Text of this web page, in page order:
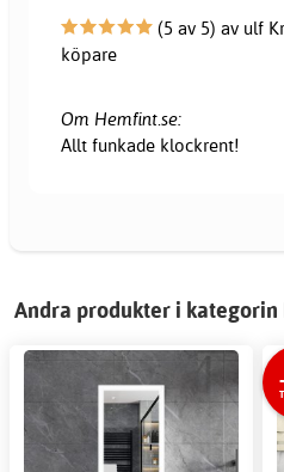
(5 av 5) av ulf
köpare
Om Hemfint.se:
Allt funkade klockrent!
Andra produkter i kategorin